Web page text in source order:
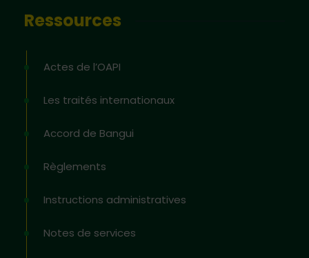
Ressources
Actes de l’OAPI
Les traités internationaux
Accord de Bangui
Règlements
Instructions administratives
Notes de services